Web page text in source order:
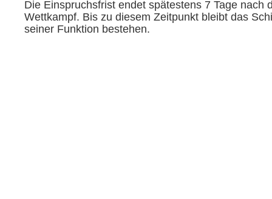
Die Einspruchsfrist endet spätestens 7 Tage nach
Wettkampf. Bis zu diesem Zeitpunkt bleibt das
seiner Funktion bestehen.